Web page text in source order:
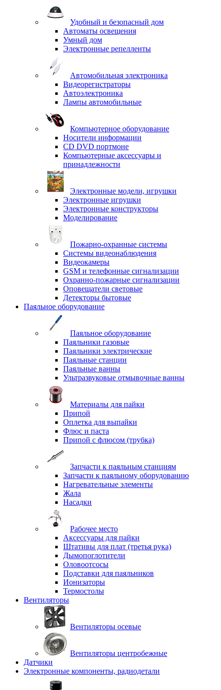
Удобный и безопасный дом
Автоматы освещения
Умный дом
Электронные репелленты
Автомобильная электроника
Видеорегистраторы
Автоэлектроника
Лампы автомобильные
Компьютерное оборудование
Носители информации
CD DVD портмоне
Компьютерные аксессуары и
принадлежности
Электронные модели, игрушки
Электронные игрушки
Электронные конструкторы
Моделирование
Пожарно-охранные системы
Системы видеонаблюдения
Видеокамеры
GSM и телефонные сигнализации
Охранно-пожарные сигнализации
Оповещатели световые
Детекторы бытовые
Паяльное оборудование
Паяльное оборудование
Паяльники газовые
Паяльники электрические
Паяльные станции
Паяльные ванны
Ультразвуковые отмывочные ванны
Материалы для пайки
Припой
Оплетка для выпайки
Флюс и паста
Припой с флюсом (трубка)
Запчасти к паяльным станциям
Запчасти к паяльному оборудованию
Нагревательные элементы
Жала
Насадки
Рабочее место
Аксессуары для пайки
Штативы для плат (третья рука)
Дымопоглотители
Оловоотсосы
Подставки для паяльников
Ионизаторы
Термостолы
Вентиляторы
Вентиляторы осевые
Вентиляторы центробежные
Датчики
Электронные компоненты, радиодетали